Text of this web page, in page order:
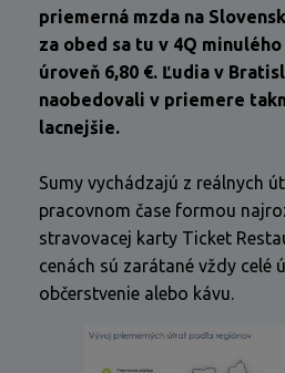
priemerná mzda na
za obed sa tu v 4Q
úroveň 6,80 €. Ľudia v
naobedovali v priemere
lacnejšie.
Sumy vychádzajú z reálnych
pracovnom čase formou
stravovacej karty Ticket
cenách sú zarátané vždy celé
občerstvenie alebo kávu.